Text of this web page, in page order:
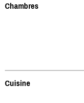
Chambres
Cuisine